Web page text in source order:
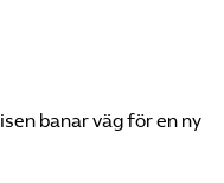
banar väg för en ny